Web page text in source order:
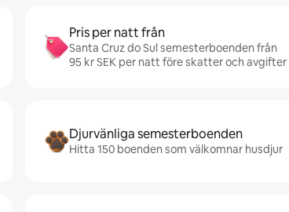
Pris per natt från
Santa Cruz do Sul semesterboenden från
95 kr SEK per natt före skatter och avgifter
Djurvänliga semesterboenden
Hitta 150 boenden som välkomnar husdjur